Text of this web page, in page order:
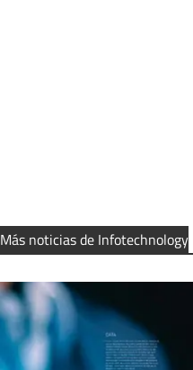
Más noticias de Infotechnology